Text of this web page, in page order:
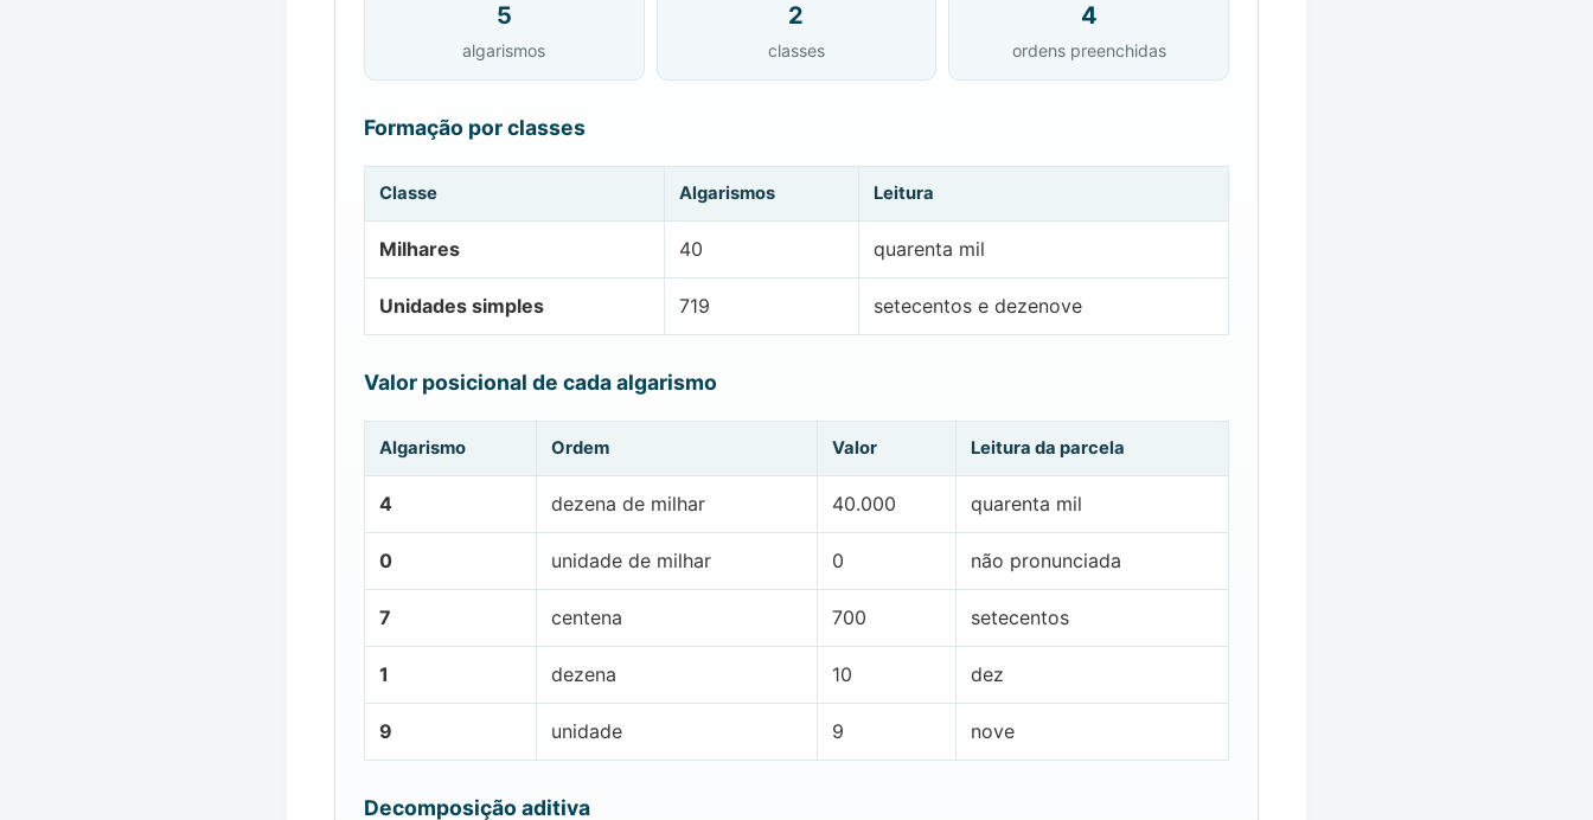
5
algarismos
2
classes
4
ordens preenchidas
Formação por classes
Classe Algarismos Leitura
Milhares 40 quarenta mil
Unidades simples 719 setecentos e dezenove
Valor posicional de cada algarismo
Algarismo Ordem Valor Leitura da parcela
4 dezena de milhar 40.000 quarenta mil
0 unidade de milhar 0 não pronunciada
7 centena 700 setecentos
1 dezena 10 dez
9 unidade 9 nove
Decomposição aditiva